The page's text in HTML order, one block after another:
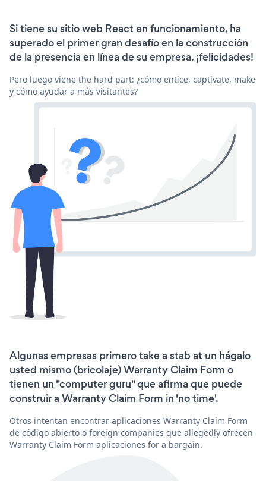
Si tiene su sitio web React en funcionamiento, ha
superado el primer gran desafío en la construcción
de la presencia en línea de su empresa. ¡felicidades!
Pero luego viene the hard part: ¿cómo entice, captivate, make
y cómo ayudar a más visitantes?
Algunas empresas primero take a stab at un hágalo
usted mismo (bricolaje) Warranty Claim Form o
tienen un "computer guru" que afirma que puede
construir a Warranty Claim Form in 'no time'.
Otros intentan encontrar aplicaciones Warranty Claim Form
de código abierto o foreign companies que allegedly ofrecen
Warranty Claim Form aplicaciones for a bargain.